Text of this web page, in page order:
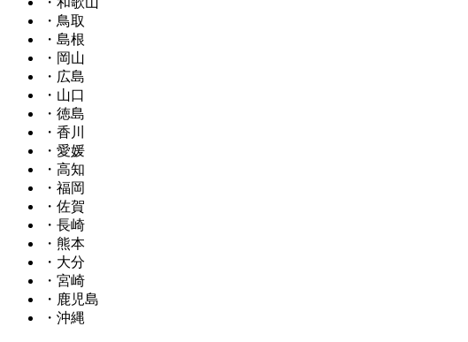
・鳥取
・島根
・岡山
・広島
・山口
・徳島
・香川
・愛媛
・高知
・福岡
・佐賀
・長崎
・熊本
・大分
・宮崎
・鹿児島
・沖縄